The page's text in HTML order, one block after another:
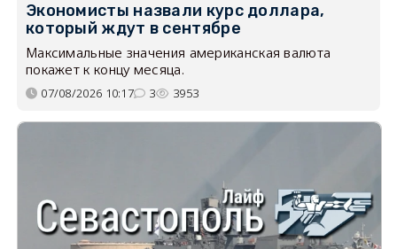
Экономисты назвали курс доллара,
который ждут в сентябре
Максимальные значения американская валюта
покажет к концу месяца.
07/08/2026 10:17 3 3953